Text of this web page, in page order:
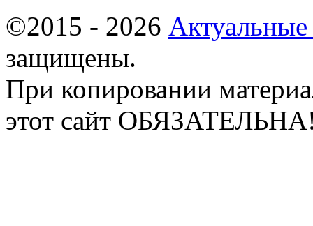
©2015 - 2026
защищены.
При копировании
этот сайт